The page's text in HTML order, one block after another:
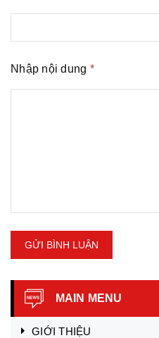
Nhập nội dung *
GỬI BÌNH LUẬN
MAIN MENU
GIỚI THIỆU